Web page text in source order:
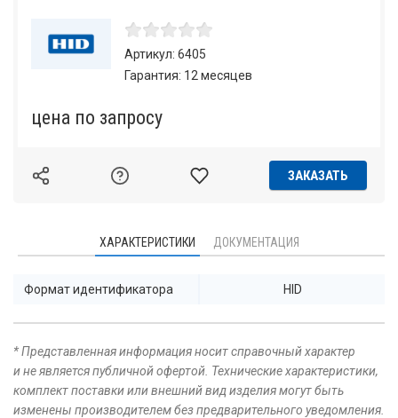
Артикул: 6405
Гарантия: 12 месяцев
по запросу
ЗАКАЗАТЬ
ХАРАКТЕРИСТИКИ ДОКУМЕНТАЦИЯ
Формат идентификатора HID
* Представленная информация носит справочный характер
и не является публичной офертой. Технические характеристики,
комплект поставки или внешний вид изделия могут быть
изменены производителем без предварительного уведомления.